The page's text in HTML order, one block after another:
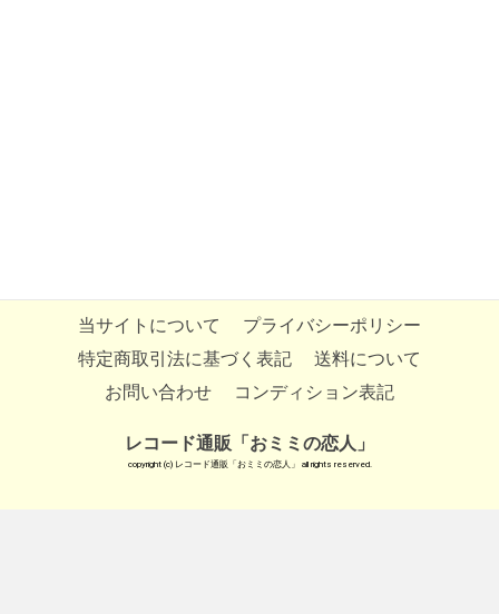
当サイトについて
プライバシーポリシー
特定商取引法に基づく表記
送料について
お問い合わせ
コンディション表記
レコード通販「おミミの恋人」
copyright (c) レコード通販「おミミの恋人」 all rights reserved.